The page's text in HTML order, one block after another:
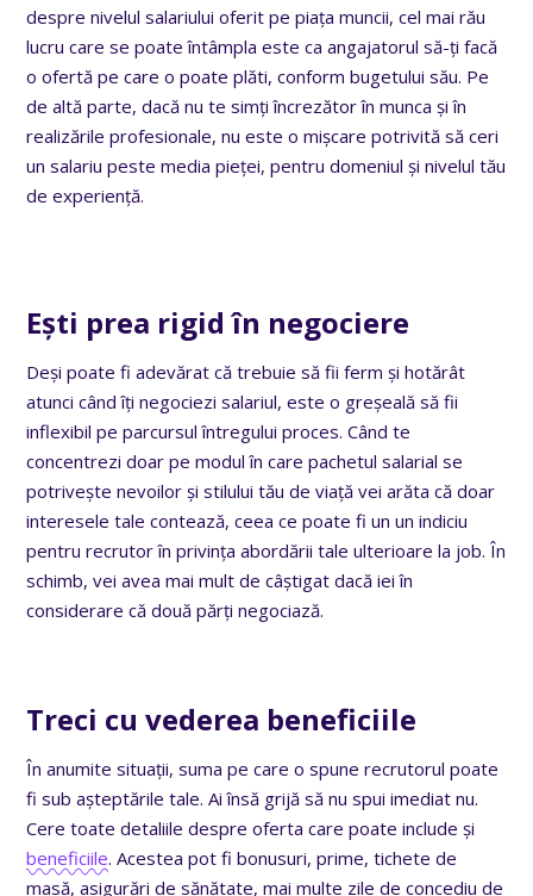
despre nivelul salariului oferit pe piața muncii, cel mai rău
lucru care se poate întâmpla este ca angajatorul să-ți facă
o ofertă pe care o poate plăti, conform bugetului său. Pe
de altă parte, dacă nu te simți încrezător în munca și în
realizările profesionale, nu este o mișcare potrivită să ceri
un salariu peste media pieței, pentru domeniul și nivelul tău
de experiență.
Ești prea rigid în negociere
Deși poate fi adevărat că trebuie să fii ferm și hotărât
atunci când îți negociezi salariul, este o greșeală să fii
inflexibil pe parcursul întregului proces. Când te
concentrezi doar pe modul în care pachetul salarial se
potrivește nevoilor și stilului tău de viață vei arăta că doar
interesele tale contează, ceea ce poate fi un un indiciu
pentru recrutor în privința abordării tale ulterioare la job. În
schimb, vei avea mai mult de câștigat dacă iei în
considerare că două părți negociază.
Treci cu vederea beneficiile
În anumite situații, suma pe care o spune recrutorul poate
fi sub așteptările tale. Ai însă grijă să nu spui imediat nu.
Cere toate detaliile despre oferta care poate include și
beneficiile. Acestea pot fi bonusuri, prime, tichete de
masă, asigurări de sănătate, mai multe zile de concediu de